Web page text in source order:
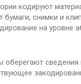
кодируют
бумаги, снимки и
на уровне
оберегают